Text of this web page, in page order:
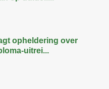
opheldering over
uitrei...